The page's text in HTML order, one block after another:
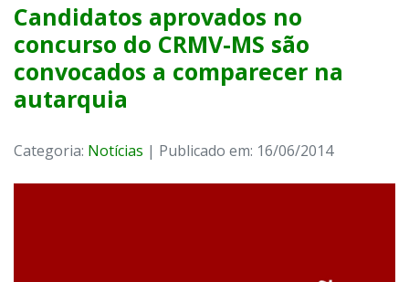
Candidatos aprovados no
concurso do CRMV-MS são
convocados a comparecer na
autarquia
Categoria: Notícias | Publicado em: 16/06/2014